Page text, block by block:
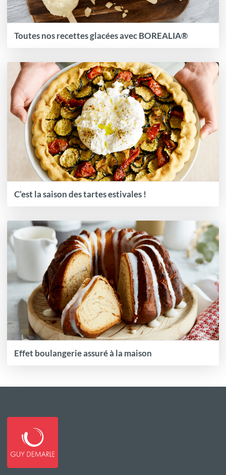
Toutes nos recettes glacées avec BOREALIA®
C’est la saison des tartes estivales !
Effet boulangerie assuré à la maison